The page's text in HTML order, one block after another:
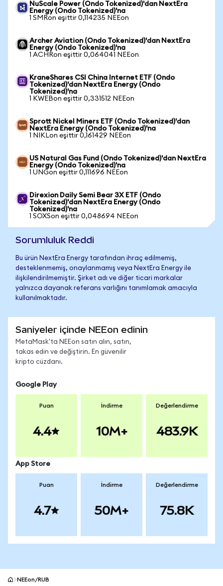
NuScale Power (Ondo Tokenized)'dan NextEra
Energy (Ondo Tokenized)'na
1 SMRon eşittir 0,114235 NEEon
Archer Aviation (Ondo Tokenized)'dan NextEra
Energy (Ondo Tokenized)'na
1 ACHRon eşittir 0,064041 NEEon
KraneShares CSI China Internet ETF (Ondo
Tokenized)'dan NextEra Energy (Ondo
Tokenized)'na
1 KWEBon eşittir 0,331512 NEEon
Sprott Nickel Miners ETF (Ondo Tokenized)'dan
NextEra Energy (Ondo Tokenized)'na
1 NIKLon eşittir 0,161429 NEEon
US Natural Gas Fund (Ondo Tokenized)'dan NextEra
Energy (Ondo Tokenized)'na
1 UNGon eşittir 0,111696 NEEon
Direxion Daily Semi Bear 3X ETF (Ondo
Tokenized)'dan NextEra Energy (Ondo
Tokenized)'na
1 SOXSon eşittir 0,048694 NEEon
Sorumluluk Reddi
Bu ürün NextEra Energy tarafından ihraç edilmemiş,
desteklenmemiş, onaylanmamış veya NextEra Energy ile
ilişkilendirilmemiştir. Şirket adı ve diğer ticari markalar
yalnızca dayanak referans varlığını tanımlamak amacıyla
kullanılmaktadır.
Saniyeler içinde NEEon edinin
MetaMask'ta NEEon satın alın, satın,
takas edin ve değiştirin. En güvenilir
kripto cüzdanı.
Google Play
Puan
4.4
İndirme
10M+
Değerlendirme
483.9K
App Store
Puan
4.7
İndirme
50M+
Değerlendirme
75.8K
NEEon/RUB